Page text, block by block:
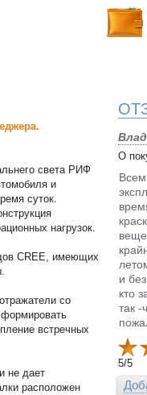
света РИФ
и
суток.
нагрузок.
CREE, имеющих
со
встречных
не дает
расположен
О
Всем
и
кто
так -
5/5